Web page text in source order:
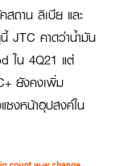
สถาน ลิเบีย และ
JTC คาดว่าน้ำมัน
ใน 4Q21 แต่
ยังคงเพิ่ม
ซงหน้าอุปสงค์ใน